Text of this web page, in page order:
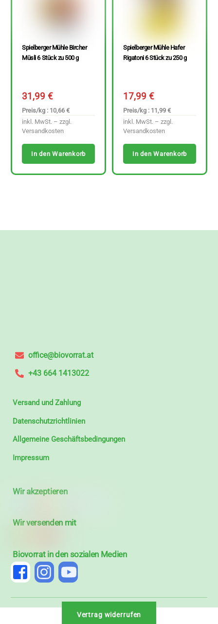
Spielberger Mühle Bircher
Müsli 6 Stück zu 500 g
31,99€
Preis/kg : 10,66 €
inkl. MwSt. – zzgl.
Versandkosten
In den Warenkorb
Spielberger Mühle Hafer
Rigatoni 6 Stück zu 250 g
17,99€
Preis/kg : 11,99 €
inkl. MwSt. – zzgl.
Versandkosten
In den Warenkorb
office@biovorrat.at
+43 664 1413022
Versand und Zahlung
Datenschutzrichtlinien
Allgemeine Geschäftsbedingungen
Impressum
Wir akzeptieren
Wir versenden mit
Biovorrat in den sozialen Medien
Vertrag widerrufen